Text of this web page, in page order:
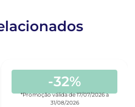
-32%
*Promoção válida de 17/07/2026 a
31/08/2026